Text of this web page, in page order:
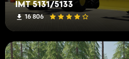
IMT 5131/5133
16 806